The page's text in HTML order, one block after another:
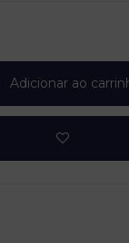
Adicionar ao